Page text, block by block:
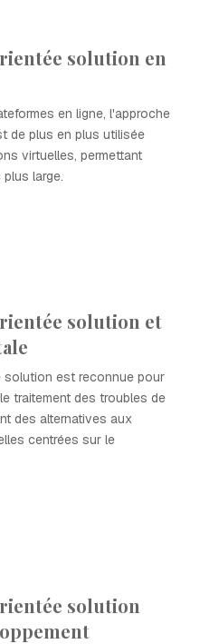
solution en
en ligne, l'approche
de plus en plus utilisée
virtuelles, permettant
large.
solution et
solution est reconnue pour
traitement des troubles de
des alternatives aux
centrées sur le
solution